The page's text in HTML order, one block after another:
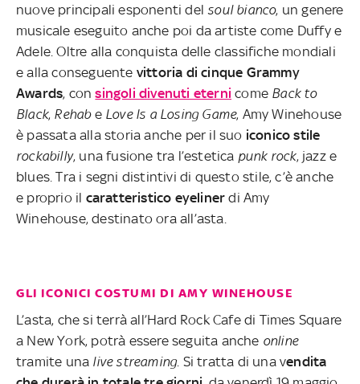
nuove principali esponenti delsoul bianco, un genere
musicale eseguito anche poi da artiste come Duffy e
Adele. Oltre alla conquista delle classifiche mondiali
e alla conseguente vittoria di cinque Grammy
Awards, consingoli divenuti eterni come Back to
Black, Rehabe Love Is a Losing Game, Amy Winehouse
è passata alla storia anche per il suo iconico stile
rockabilly, una fusione tra l’estetica punk rock, jazz e
blues Tra i segni distintivi di questo stile, c’è anche
e proprio il caratteristico eyelinerdi Amy
Winehouse, destinato ora all’asta.
GLI ICONICI COSTUMI DI AMY WINEHOUSE
L’asta, che si terrà all’Hard Rock Cafe di Times Square
a New York, potrà essere seguita anche online
tramite una live streaming. Si tratta di una vendita